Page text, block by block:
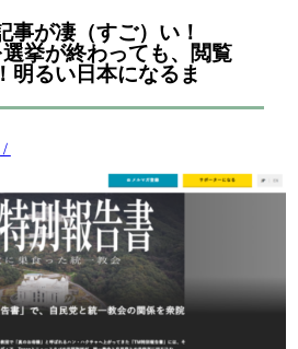
事が凄（すご）い！
選挙が終わっても、閲覧
明るい日本になるま